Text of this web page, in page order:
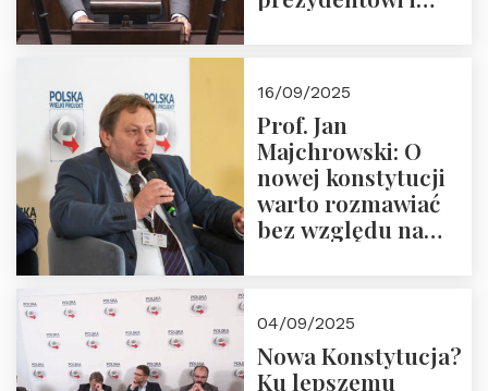
16/09/2025
Prof. Jan
Majchrowski: O
nowej konstytucji
warto rozmawiać
bez względu na
04/09/2025
Nowa Konstytucja?
Ku lepszemu